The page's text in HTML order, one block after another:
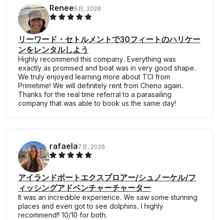
Renee6月, 2026
リーワード・セトルメントで30フィートのハリケー
ンをレンタルしよう
Highly recommend this company. Everything was
exactly as promised and boat was in very good shape.
We truly enjoyed learning more about TCI from
Primetime! We will definitely rent from Cheno again.
Thanks for the real time referral to a parasailing
company that was able to book us the same day!
rafaela7月, 2026
アイランドボートエクスプロアー/シュノーケル/フ
ィッシングアドベンチャーチャーター
It was an incredible experience. We saw some stunning
places and even got to see dolphins. I highly
recommend!! 10/10 for both.